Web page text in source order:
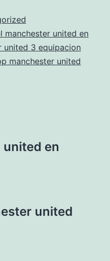
manchester united en
united 3 equipacion
manchester united
en
united